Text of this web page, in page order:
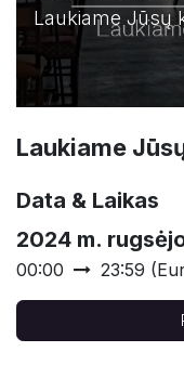
Laukiame Jūsų
Laukiame
Data & Laikas
2024 m.
00:00 23:59 (